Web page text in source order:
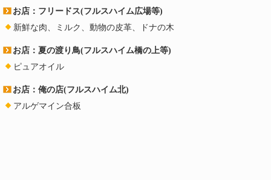
お店：フリードス(フルスハイム広場等)
新鮮な肉、ミルク、動物の皮革、ドナの木
お店：夏の渡り鳥(フルスハイム橋の上等)
ピュアオイル
お店：俺の店(フルスハイム北)
アルゲマイン合板